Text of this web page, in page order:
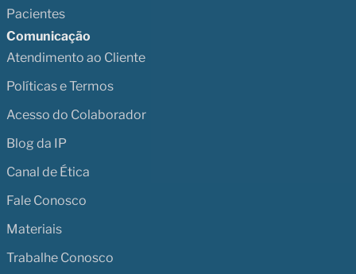
Pacientes
Comunicação
Atendimento ao Cliente
Políticas e Termos
Acesso do Colaborador
Blog da IP
Canal de Ética
Fale Conosco
Materiais
Trabalhe Conosco